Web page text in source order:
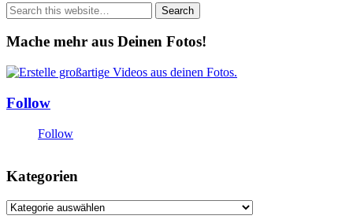
Mache mehr aus Deinen Fotos!
Follow
Follow
Kategorien
Kategorien